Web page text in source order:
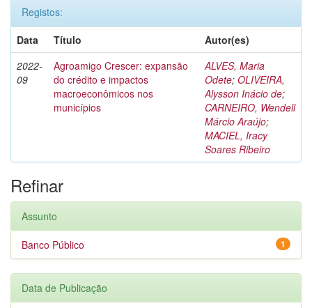
Registos:
Data
Título
Autor(es)
2022-
09
Agroamigo Crescer: expansão
do crédito e impactos
macroeconômicos nos
municípios
ALVES, Maria
Odete; OLIVEIRA,
Alysson Inácio de;
CARNEIRO, Wendell
Márcio Araújo;
MACIEL, Iracy
Soares Ribeiro
Refinar
Assunto
1
Banco Público
Data de Publicação